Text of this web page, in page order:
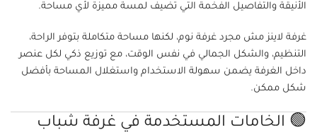
الأنيقة والتفاصيل الفخمة التي تضيف لمسة مميزة لأي مساحة.
غرفة لاينز مش مجرد غرفة نوم، لكنها مساحة متكاملة بتوفر الراحة،
التنظيم، والشكل الجمالي في نفس الوقت، مع توزيع ذكي لكل عنصر
داخل الغرفة يضمن سهولة الاستخدام واستغلال المساحة بأفضل
شكل ممكن.
🟢 الخامات المستخدمة في غرفة شباب